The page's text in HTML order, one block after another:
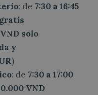
: de 7:30 a 16:45
gratis
solo
y
)
: de 7:30 a 17:00
VND